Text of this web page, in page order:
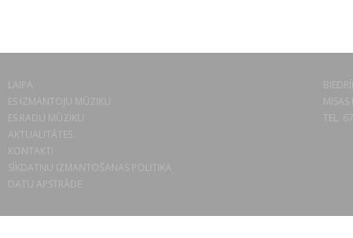
LAIPA
ES IZMANTOJU MŪZIKU
ES RADU MŪZIKU
AKTUALITĀTES
KONTAKTI
SĪKDATŅU IZMANTOŠANAS POLITIKA
DATU APSTRĀDE
TEL.